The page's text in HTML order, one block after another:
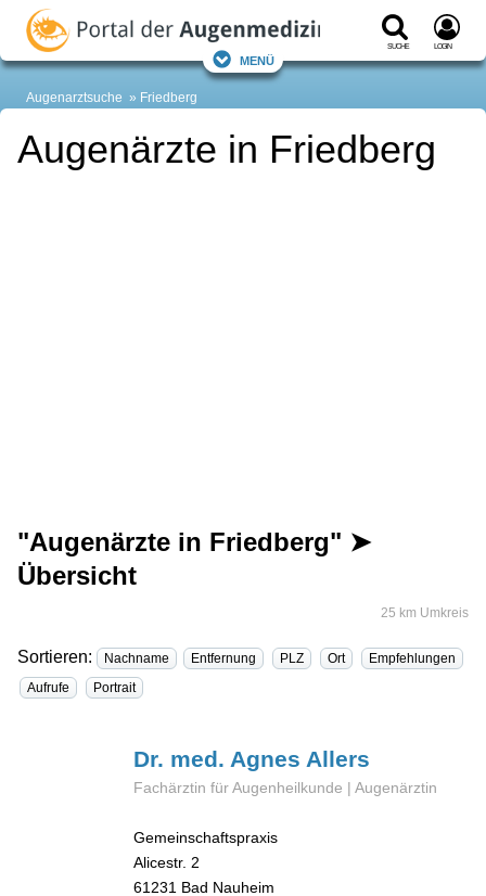
Suche Login
Menü
Augenarztsuche Friedberg
Augenärzte in Friedberg
"Augenärzte in Friedberg" ➤
Übersicht
25 km Umkreis
Sortieren: Nachname Entfernung PLZ Ort
Empfehlungen
Aufrufe
Portrait
Dr. med. Agnes Allers
Fachärztin für Augenheilkunde | Augenärztin
Gemeinschaftspraxis
Alicestr. 2
61231 Bad Nauheim